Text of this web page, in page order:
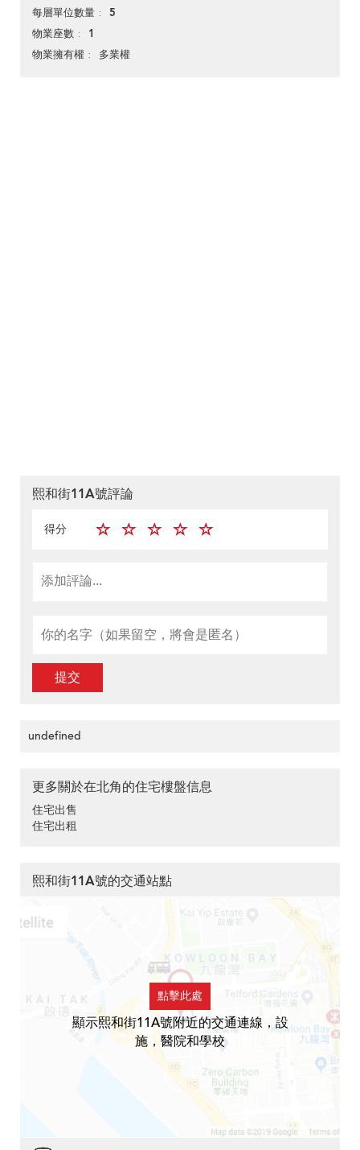
每層單位數量 5
物業座數 1
物業擁有權 多業權
熙和街11A號評論
得分
提交
undefined
更多關於在北角的住宅樓盤信息
住宅出售
住宅出租
熙和街11A號的交通站點
點擊此處
顯示熙和街11A號附近的交通連線，設
施，醫院和學校